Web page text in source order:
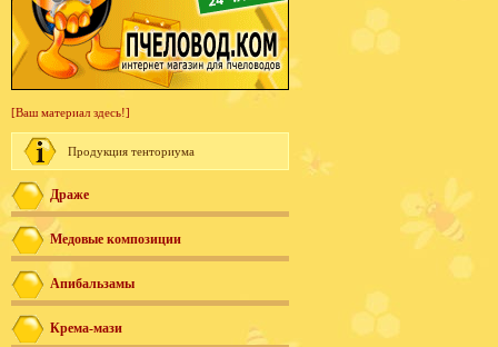
[Ваш материал здесь!]
Продукция тенториума
Драже
Медовые композиции
Апибальзамы
Крема-мази